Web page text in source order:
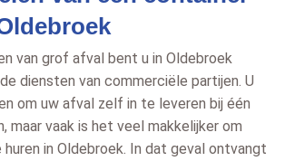
van grof afval bent u in Oldebroek
diensten van commerciële partijen. U
om uw afval zelf in te leveren bij één
maar vaak is het veel makkelijker om
in Oldebroek. In dat geval ontvangt